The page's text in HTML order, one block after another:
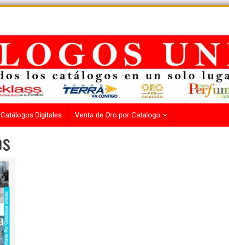
Catálogos Digitales Venta de Oro por Catalogo